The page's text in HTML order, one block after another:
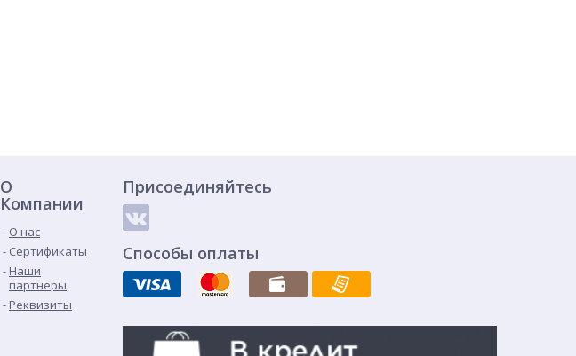
О
Компании
О нас
Сертификаты
Наши
партнеры
Реквизиты
Присоединяйтесь
Способы оплаты